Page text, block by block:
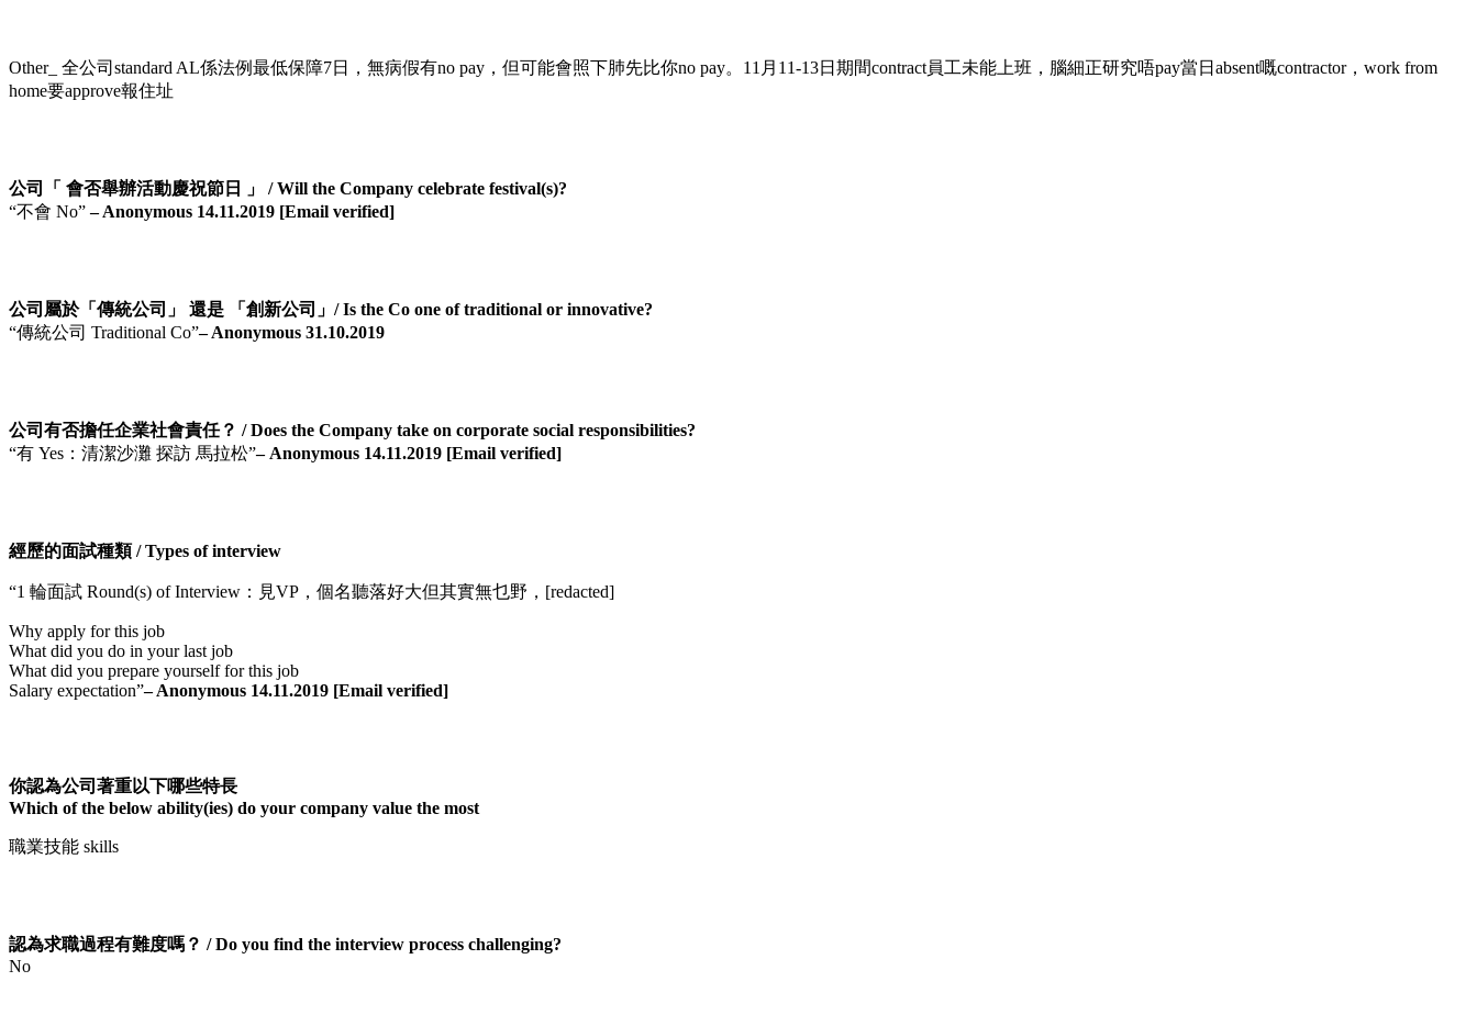
Other_ 全公司standard AL係法例最低保障7日，無病假有no pay，但可能會照下肺先比你no pay。11月11-13日期間contract員工未能上班，腦細正研究唔pay當日absent嘅contractor，work from
home要approve報住址
公司「 會否舉辦活動慶祝節日 」 / Will the Company celebrate festival(s)?
“不會 No”– Anonymous 14.11.2019 [Email verified]
公司屬於「傳統公司」 還是 「創新公司」/ Is the Co one of traditional or innovative?
“傳統公司 Traditional Co”– Anonymous 31.10.2019
公司有否擔任企業社會責任？ / Does the Company take on corporate social responsibilities?
“有 Yes：清潔沙灘 探訪 馬拉松”– Anonymous 14.11.2019 [Email verified]
經歷的面試種類 / Types of interview
“1 輪面試 Round(s) of Interview：見VP，個名聽落好大但其實無乜野，[redacted]
Why apply for this job
What did you do in your last job
What did you prepare yourself for this job
Salary expectation”– Anonymous 14.11.2019 [Email verified]
你認為公司著重以下哪些特長
Which of the below ability(ies) do your company value the most
職業技能 skills
認為求職過程有難度嗎？ / Do you find the interview process challenging?
No